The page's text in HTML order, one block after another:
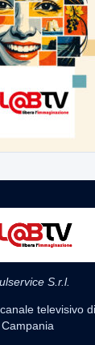
S.r.l.
televisivo